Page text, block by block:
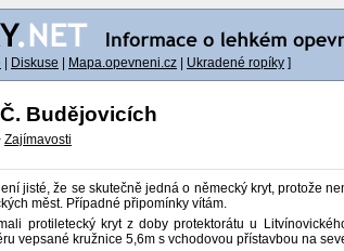
Diskuse Mapa.opevneni.cz Ukradené ropíky ]
Budějovicích
Zajímavosti
jisté, že se skutečně jedná o německý kryt, protože
měst. Případné připomínky vítám.
protiletecký kryt z doby protektorátu u
vepsané kružnice 5,6m s vchodovou přístavbou na